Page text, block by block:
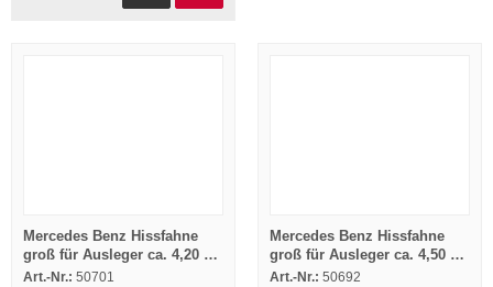
Mercedes Benz Hissfahne
groß für Ausleger ca. 4,20 x
1,20 m C-Klasse Sportcoupe
Art.-Nr.: 50701
Mercedes Benz Hissfahne
groß für Ausleger ca. 4,50 x
1,20 m C-Klasse 4matik
Art.-Nr.: 50692